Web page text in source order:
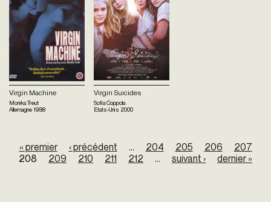
Virgin Machine
Monika Treut
Allemagne1988
Virgin Suicides
Sofia Coppola
Etats-Unis 2000
« premier ‹ précédent … 204 205 206
207
208
209 210 211 212 … suivant › dernier »